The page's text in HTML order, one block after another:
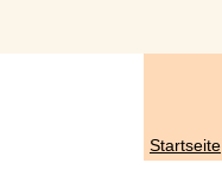
Startseite